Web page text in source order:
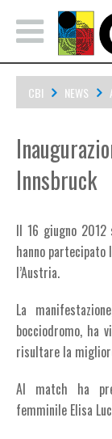
CBI NEWS
Innsbruck
Il 16 giugno
hanno partecipato
l’Austria.
La
bocciodromo, ha
risultare la
Al match ha
femminile Elisa